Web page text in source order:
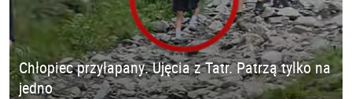
Chłopiec przyłapany. Ujęcia z Tatr. Patrzą tylko na
jedno